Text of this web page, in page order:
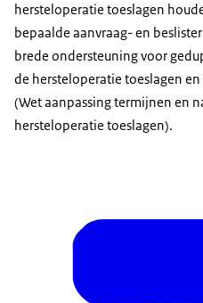
hersteloperatie toeslagen
bepaalde aanvraag- en
brede ondersteuning voor
de hersteloperatie toeslagen
(Wet aanpassing termijnen en
hersteloperatie toeslagen).